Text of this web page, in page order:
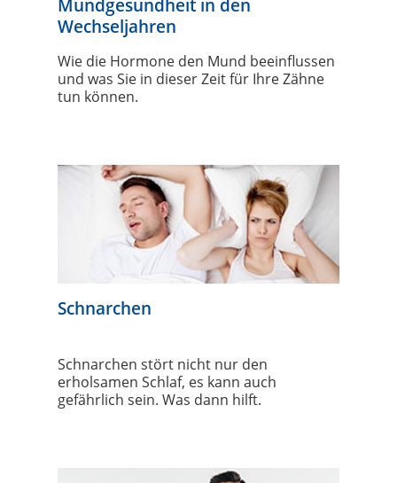
Mundgesundheit in den
Wechseljahren
Wie die Hormone den Mund beeinflussen
und was Sie in dieser Zeit für Ihre Zähne
tun können.
Schnarchen
Schnarchen stört nicht nur den
erholsamen Schlaf, es kann auch
gefährlich sein. Was dann hilft.